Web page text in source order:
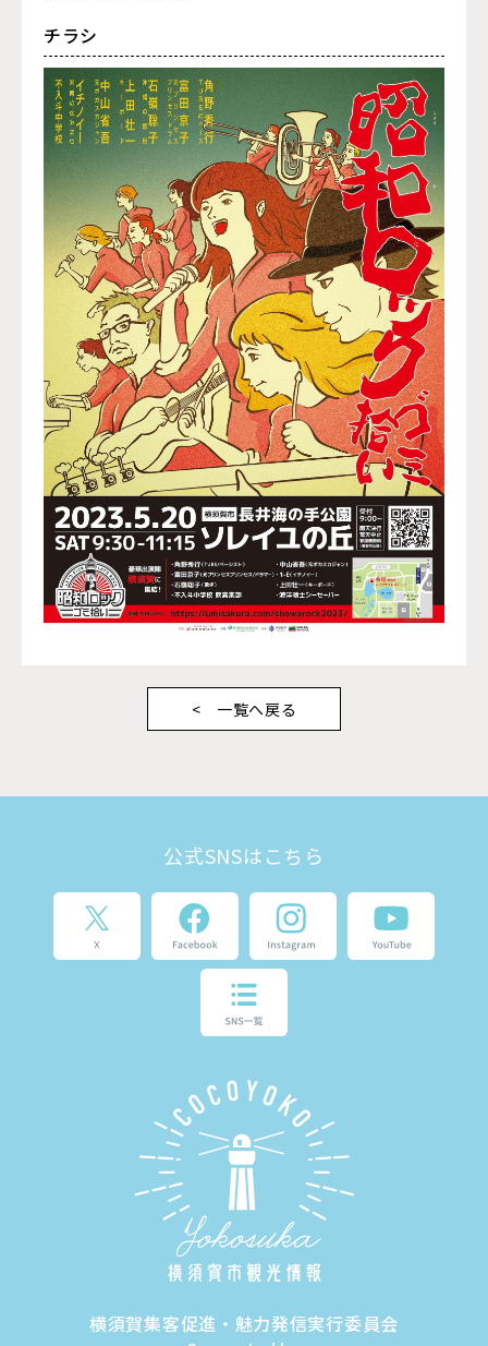
チラシ
一覧へ戻る
公式SNSはこちら
横須賀集客促進・魅力発信実行委員会